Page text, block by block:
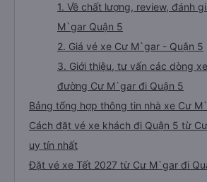
1. Về chất lượng, review, đánh
M`gar Quận 5
2. Giá vé xe Cư M`gar - Quận 5
3. Giới thiệu, tư vấn các dòng
đường Cư M`gar đi Quận 5
Bảng tổng hợp thông tin nhà xe Cư
Cách đặt vé xe khách đi Quận 5 từ
uy tín nhất
Đặt vé xe Tết 2027 từ Cư M`gar đi